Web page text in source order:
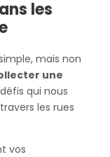
les
mais non
une
qui nous
les rues
vos